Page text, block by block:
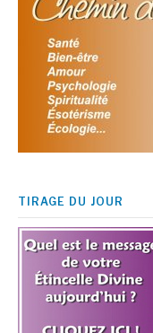
TIRAGE DU JOUR